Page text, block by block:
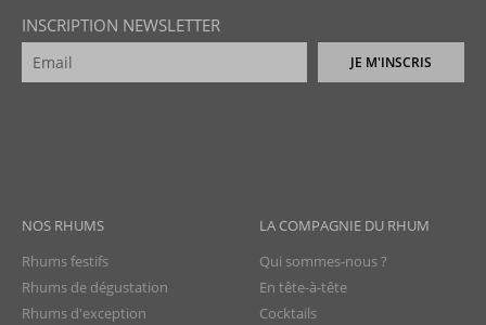
INSCRIPTION NEWSLETTER
JE M'INSCRIS
NOS RHUMS
Rhums festifs
Rhums de dégustation
Rhums d'exception
LA COMPAGNIE DU RHUM
Qui sommes-nous ?
En tête-à-tête
Cocktails